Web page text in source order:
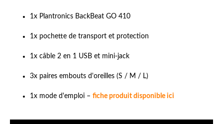
1x Plantronics BackBeat GO 410
1x pochette de transport et protection
1x câble 2 en 1 USB et mini-jack
3x paires embouts d'oreilles (S / M / L)
1x mode d'emploi – fiche produit disponible ici